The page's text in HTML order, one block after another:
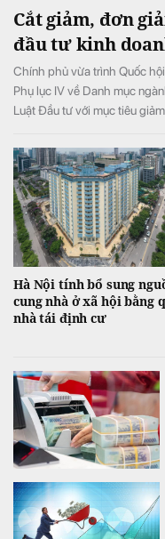
Cắt giảm, đơn
đầu tư kinh
Chính phủ vừa trình Quốc
Phụ lục IV về Danh mục
Luật Đầu tư với mục tiêu
Hà Nội tính bổ sung
cung nhà ở xã hội bằng
nhà tái định cư